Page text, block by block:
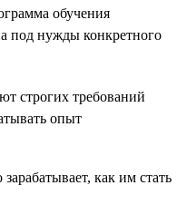
обучения
под нужды конкретного
строгих требований
опыт